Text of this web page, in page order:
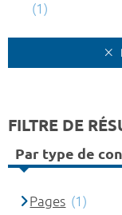
(1)
FILTRE DE
Par type de
Pages (1)